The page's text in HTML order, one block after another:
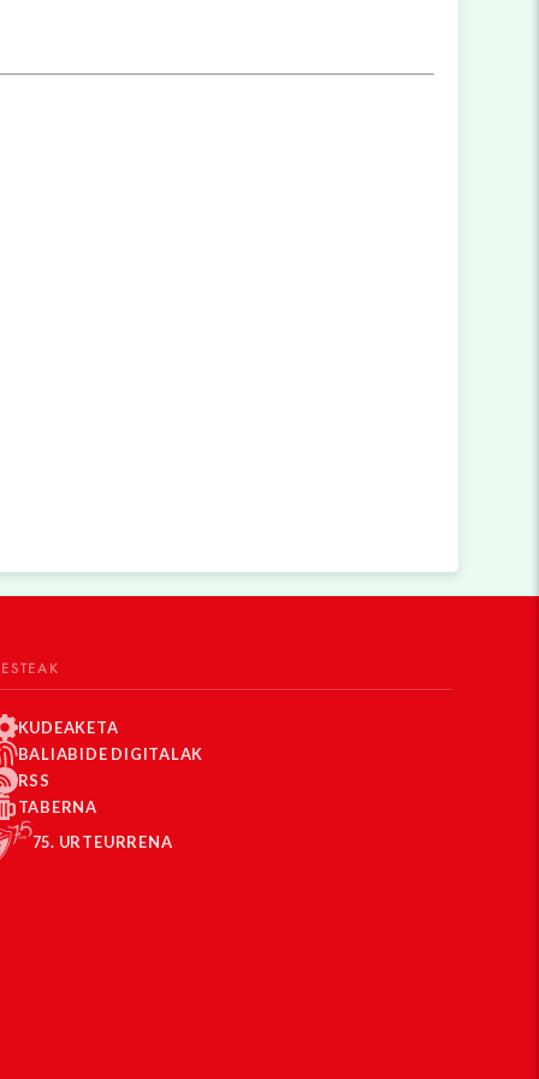
KUDEAKETA
BALIABIDE DIGITALAK
RSS
TABERNA
75. URTEURRENA